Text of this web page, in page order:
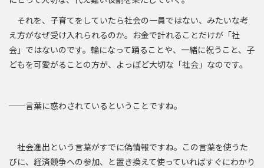
それを、子育てをしていたら社会の一員ではない、みたいな考
え方がなぜ受け入れられるのか。お金で計れることだけが「社
会」ではないのです。輪になって踊ることや、一緒に祝うこと、子
どもを可愛がることの方が、よっぽど大切な「社会」なのです。
──言葉に惑わされているということですね。
社会進出という言葉がすでに偽情報ですね。この言葉を使うた
びに、経済競争への参加、と置き換えて使っていればすぐにわかり